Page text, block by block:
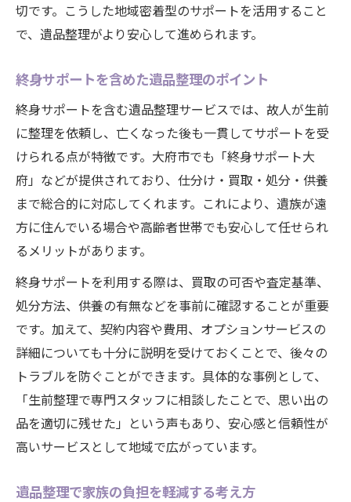
切です。こうした地域密着型のサポートを活用すること
で、遺品整理がより安心して進められます。
終身サポートを含めた遺品整理のポイント
終身サポートを含む遺品整理サービスでは、故人が生前
に整理を依頼し、亡くなった後も一貫してサポートを受
けられる点が特徴です。大府市でも「終身サポート大
府」などが提供されており、仕分け・買取・処分・供養
まで総合的に対応してくれます。これにより、遺族が遠
方に住んでいる場合や高齢者世帯でも安心して任せられ
るメリットがあります。
終身サポートを利用する際は、買取の可否や査定基準、
処分方法、供養の有無などを事前に確認することが重要
です。加えて、契約内容や費用、オプションサービスの
詳細についても十分に説明を受けておくことで、後々の
トラブルを防ぐことができます。具体的な事例として、
「生前整理で専門スタッフに相談したことで、思い出の
品を適切に残せた」という声もあり、安心感と信頼性が
高いサービスとして地域で広がっています。
遺品整理で家族の負担を軽減する考え方